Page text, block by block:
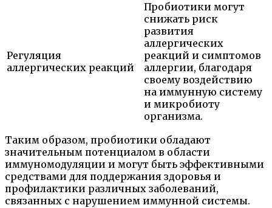
Регуляция
аллергических реакций
Пробиотики могут
снижать риск
развития
аллергических
реакций и симптомов
аллергии, благодаря
своему воздействию
на иммунную систему
и микробиоту
организма.
Таким образом, пробиотики обладают
значительным потенциалом в области
иммуномодуляции и могут быть эффективными
средствами для поддержания здоровья и
профилактики различных заболеваний,
связанных с нарушением иммунной системы.